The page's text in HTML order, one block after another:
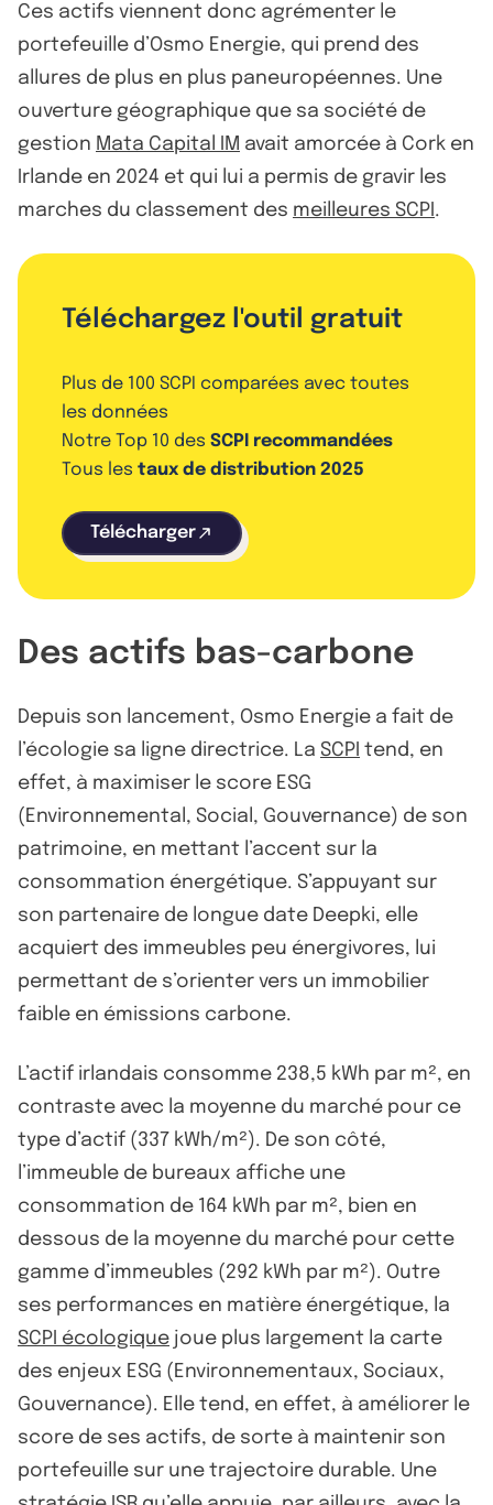
Ces actifs viennent donc agrémenter le
portefeuille d’Osmo Energie, qui prend des
allures de plus en plus paneuropéennes. Une
ouverture géographique que sa société de
gestion Mata Capital IM avait amorcée à Cork en
Irlande en 2024 et qui lui a permis de gravir les
marches du classement des meilleures SCPI .
Téléchargez l'outil gratuit
Plus de 100 SCPI comparées avec toutes
les données
Notre Top 10 des SCPI recommandées
Tous les taux de distribution 2025
Télécharger
Des actifs bas-carbone
Depuis son lancement, Osmo Energie a fait de
l’écologie sa ligne directrice. La SCPI tend, en
effet, à maximiser le score ESG
(Environnemental, Social, Gouvernance) de son
patrimoine, en mettant l’accent sur la
consommation énergétique. S’appuyant sur
son partenaire de longue date Deepki, elle
acquiert des immeubles peu énergivores, lui
permettant de s’orienter vers un immobilier
faible en émissions carbone.
L’actif irlandais consomme 238,5 kWh par m², en
contraste avec la moyenne du marché pour ce
type d’actif (337 kWh/m²). De son côté,
l’immeuble de bureaux affiche une
consommation de 164 kWh par m², bien en
dessous de la moyenne du marché pour cette
gamme d’immeubles (292 kWh par m²). Outre
ses performances en matière énergétique, la
SCPI écologique joue plus largement la carte
des enjeux ESG (Environnementaux, Sociaux,
Gouvernance). Elle tend, en effet, à améliorer le
score de ses actifs, de sorte à maintenir son
portefeuille sur une trajectoire durable. Une